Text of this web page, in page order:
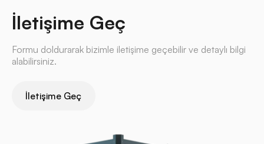
İletişime Geç
Formu doldurarak bizimle iletişime geçebilir ve detaylı bilgi
alabilirsiniz.
İletişime Geç